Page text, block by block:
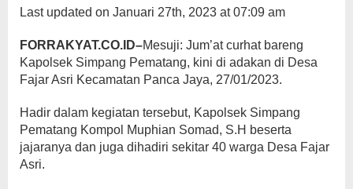
Last updated on Januari 27th, 2023 at 07:09 am
FORRAKYAT.CO.ID–Mesuji: Jum’at curhat bareng
Kapolsek Simpang Pematang, kini di adakan di Desa
Fajar Asri Kecamatan Panca Jaya, 27/01/2023.
Hadir dalam kegiatan tersebut, Kapolsek Simpang
Pematang Kompol Muphian Somad, S.H beserta
jajaranya dan juga dihadiri sekitar 40 warga Desa Fajar
Asri.